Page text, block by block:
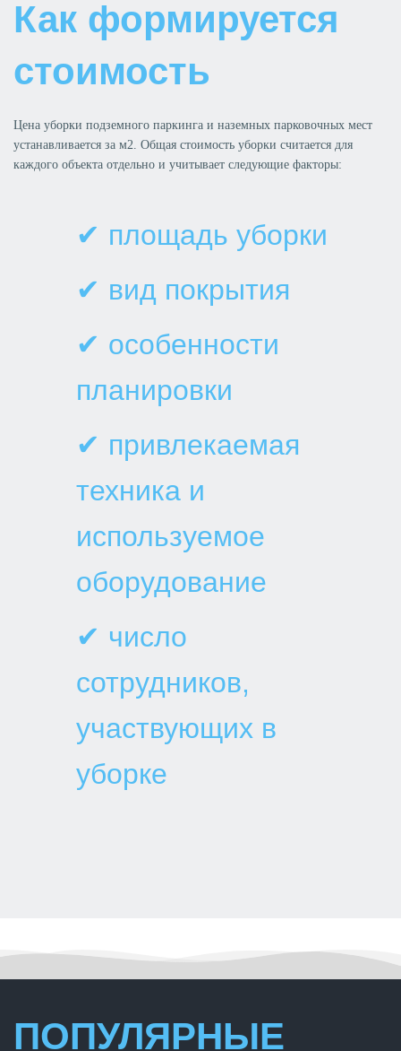
Как формируется
стоимость
Цена уборки подземного паркинга и наземных парковочных мест
устанавливается за м2. Общая стоимость уборки считается для
каждого объекта отдельно и учитывает следующие факторы:
✔ площадь уборки
✔ вид покрытия
✔ особенности
планировки
✔ привлекаемая
техника и
используемое
оборудование
✔ число
сотрудников,
участвующих в
уборке
ПОПУЛЯРНЫЕ